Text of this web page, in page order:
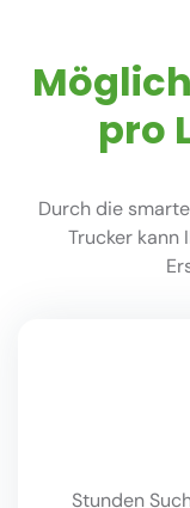
pro
Durch die
Trucker kann
Stunden